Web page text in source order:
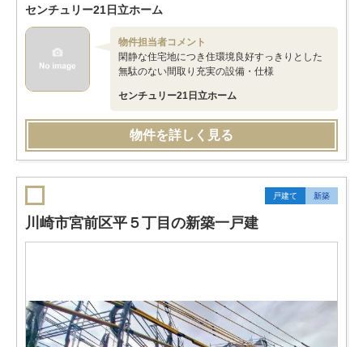
センチュリー21日立ホーム
物件担当者コメント
閑静な住宅地につき住環境良好すっきりとした
無駄のない間取り充実の設備・仕様
センチュリー21日立ホーム
物件を詳しく見る
戸建て 新築
川崎市宮前区平５丁目の新築一戸建